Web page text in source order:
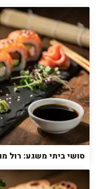
סושי ביתי משגע: רול